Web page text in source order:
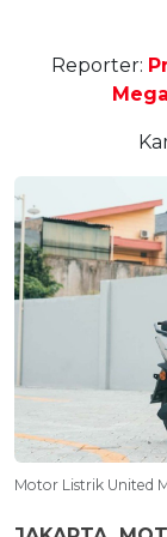
Reporter:
Mega
Motor Listrik United